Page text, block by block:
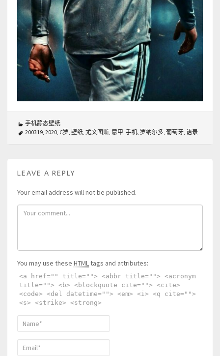
手机静态壁纸
200319, 2020, C罗, 壁纸, 尤文图斯, 意甲, 手机, 罗纳尔多, 葡萄牙, 语录
LEAVE A REPLY
Your email address will not be published.
You may use these HTMLtags and attributes:
<a href="" title=""> <abbr title=""> <acronym
title=""> <b> <blockquote cite=""> <cite>
<code> <del datetime=""> <em> <i> <q cite="">
<s> <strike> <strong>